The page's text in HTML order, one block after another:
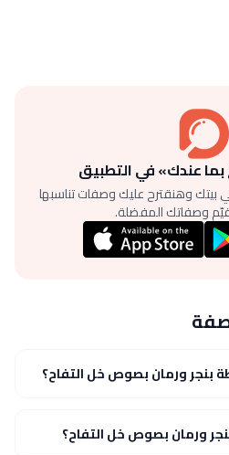
عندك» في التطبيق
بيتك وهنقترح عليك وصفات تناسبها
وصفاتك المفضلة.
ورمان بصوص خل التفاح؟
ورمان بصوص خل التفاح؟